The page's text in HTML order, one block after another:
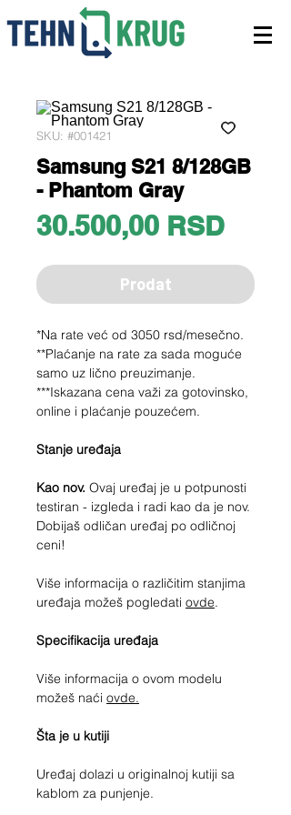
SKU: #001421
Samsung S21 8/128GB
- Phantom Gray
30.500,00 RSDPrice
Prodat
*Na rate već od 3050 rsd/mesečno.
**Plaćanje na rate za sada moguće
samo uz lično preuzimanje.
***Iskazana cena važi za gotovinsko,
online i plaćanje pouzećem.
Stanje uređaja
Kao nov. Ovaj uređaj je u potpunosti
testiran - izgleda i radi kao da je nov.
Dobijaš odličan uređaj po odličnoj
ceni!
Više informacija o različitim stanjima
uređaja možeš pogledati ovde.
Specifikacija uređaja
Više informacija o ovom modelu
možeš naći ovde.
Šta je u kutiji
Uređaj dolazi u originalnoj kutiji sa
kablom za punjenje.